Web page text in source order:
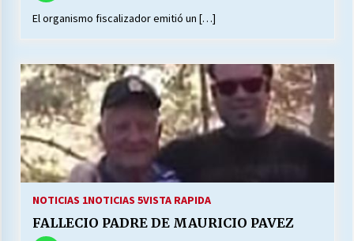
25/06/2026
¿Qué habrían dicho?
23/06/2026
VOLVER A SER ALTERNATIVA
16/06/2026
MUNICIPALIDADES, HONORARIOS, DESPIDOS
El organismo fiscalizador emitió un […]
NOTICIAS 1NOTICIAS 5VISTA RAPIDA
FALLECIO PADRE DE MAURICIO PAVEZ